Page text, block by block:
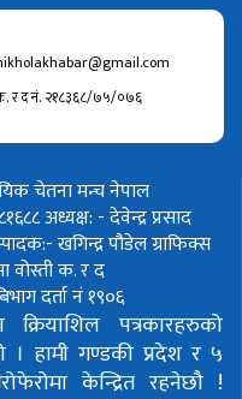
र द नं. २१८३६८/७५/०७६
चेतना मन्च नेपाल
अध्यक्ष: - देवेन्द्र प्रसाद
खगिन्द्र पौडेलग्राफिक्स
वोस्तीक. र द
दर्ता नं १९०६
पत्रकारहरुको
। हामी गण्डकी प्रदेश र ५
केन्द्रित रहनेछौ !